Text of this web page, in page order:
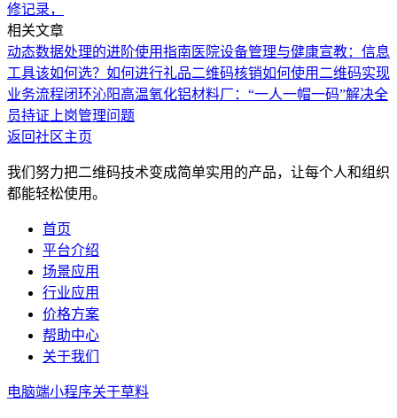
修记录，
相关文章
动态数据处理的进阶使用指南 医院设备管理与健康宣教：信息
工具该如何选？ 如何进行礼品二维码核销如何使用二维码实现
业务流程闭环沁阳高温氧化铝材料厂：“一人一帽一码”解决全
员持证上岗管理问题
返回社区主页
我们努力把二维码技术变成简单实用的产品，让每个人和组织
都能轻松使用。
首页
平台介绍
场景应用
行业应用
价格方案
帮助中心
关于我们
电脑端小程序关于草料